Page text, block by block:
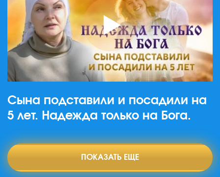
Сына подставили и посадили на
5 лет. Надежда только на Бога.
ПОКАЗАТЬ ЕЩЕ